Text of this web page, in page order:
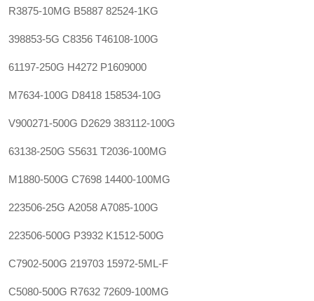
R3875-10MG B5887 82524-1KG‍
398853-5G C8356 T46108-100G
61197-250G H4272 P1609000
M7634-100G D8418 158534-10G
V900271-500G D2629 383112-100G
63138-250G S5631 T2036-100MG
M1880-500G C7698 14400-100MG
223506-25G A2058 A7085-100G
223506-500G P3932 K1512-500G
C7902-500G 219703 15972-5ML-F
C5080-500G R7632 72609-100MG